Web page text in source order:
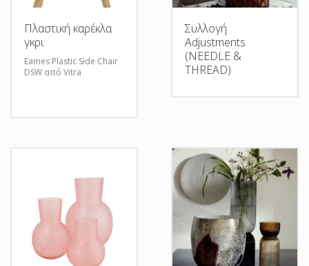
Πλαστική καρέκλα
γκρι
Eames Plastic Side Chair
DSW από Vitra
Συλλογή
Adjustments
(NEEDLE &
THREAD)